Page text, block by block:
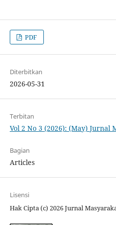
PDF
Diterbitkan
2026-05-31
Terbitan
Vol 2 No 3 (2026): (May) Jurnal
Bagian
Articles
Lisensi
Hak Cipta (c) 2026 Jurnal